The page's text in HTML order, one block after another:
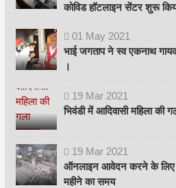
कोविड हॉटलाइन सेंटर शुरू
01 May 2021
भाई जगताप ने स्व एकनाथ
।
19 Mar 2021
भिवंडी में आदिवासी महिला की
19 Mar 2021
ऑनलाइन आवेदन करने के लिए
महीने का समय